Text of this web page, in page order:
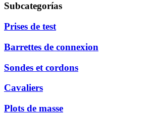
Subcategorías
Prises de test
Barrettes de connexion
Sondes et cordons
Cavaliers
Plots de masse